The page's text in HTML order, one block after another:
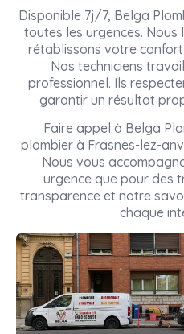
Disponible 7j/7, Belga
toutes les urgences. Nous
rétablissons votre
Nos techniciens
professionnel. Ils
garantir un résultat
Faire appel à Belga
plombier à Frasnes-lez-
Nous vous
urgence que pour des
transparence et notre
chaque